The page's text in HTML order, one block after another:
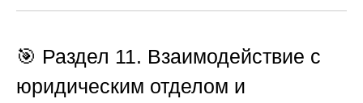
🎯 Раздел 11. Взаимодействие с
юридическим отделом и